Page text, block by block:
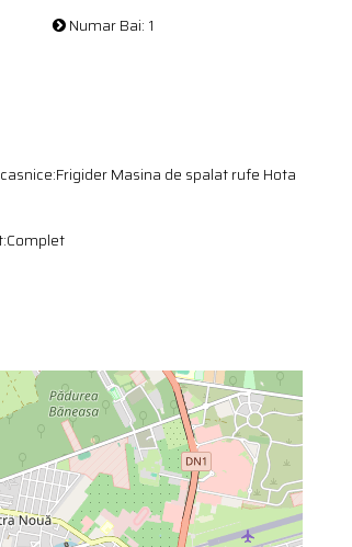
Numar Bai: 1
Masina de spalat rufe Hota